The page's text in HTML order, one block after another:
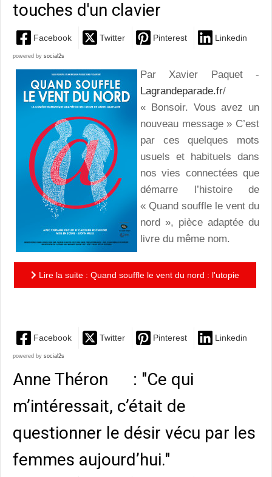
touches d'un clavier
Facebook Twitter Pinterest Linkedin
powered by social2s
Par Xavier Paquet -
Lagrandeparade.fr/
« Bonsoir. Vous avez un
nouveau message » C’est
par ces quelques mots
usuels et habituels dans
nos vies connectées que
démarre l’histoire de
« Quand souffle le vent du
nord », pièce adaptée du
livre du même nom.
Lire la suite : Quand souffle le vent du nord : l'utopie
Facebook Twitter Pinterest Linkedin
powered by social2s
Anne Théron : "Ce qui
m’intéressait, c’était de
questionner le désir vécu par les
femmes aujourd’hui."